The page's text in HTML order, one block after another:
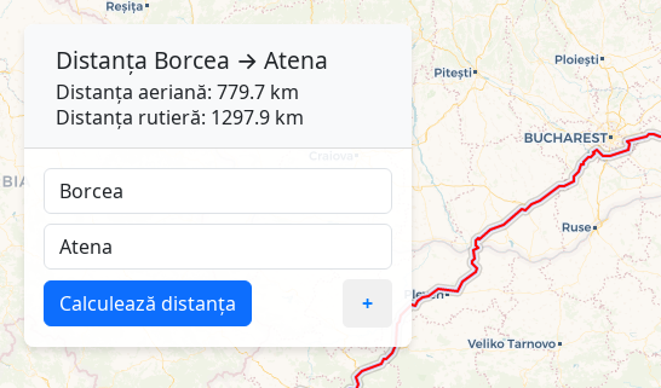
Distanța Borcea → Atena
Distanța aeriană: 779.7 km
Distanța rutieră: 1297.9 km
Calculează distanța +